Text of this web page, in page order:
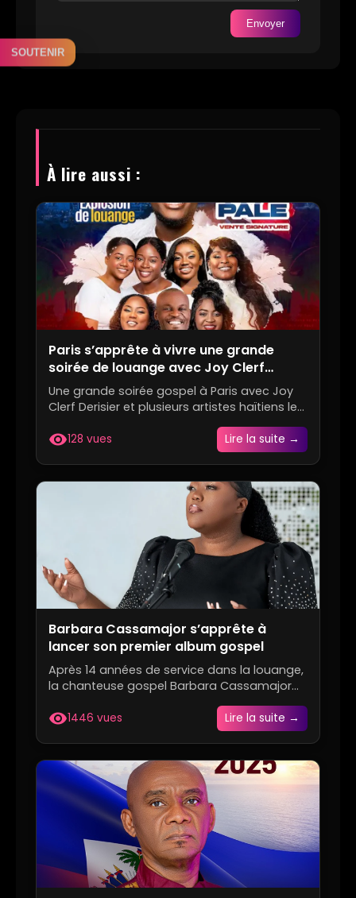
Envoyer
À lire aussi :
Paris s’apprête à vivre une grande
soirée de louange avec Joy Clerf
Derisier et plusieurs voix
emblématiques du gospel haïtien
Une grande soirée gospel à Paris avec Joy
Clerf Derisier et plusieurs artistes haïtiens le
visibility128 vues Lire la suite →
Barbara Cassamajor s’apprête à
lancer son premier album gospel
Après 14 années de service dans la louange,
la chanteuse gospel Barbara Cassamajor
visibility1446 vues Lire la suite →
SOUTENIR